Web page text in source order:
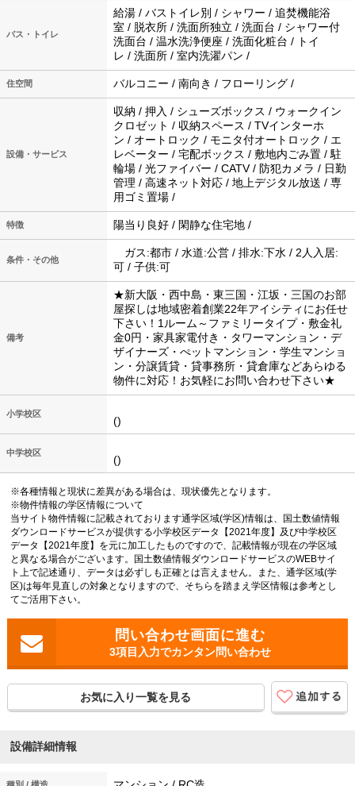
バス・トイレ
給湯 / バストイレ別 / シャワー / 追焚機能浴
室 / 脱衣所 / 洗面所独立 / 洗面台 / シャワー付
洗面台 / 温水洗浄便座 / 洗面化粧台 / トイ
レ / 洗面所 / 室内洗濯パン /
住空間 バルコニー / 南向き / フローリング /
設備・サービス
収納 / 押入 / シューズボックス / ウォークイン
クロゼット / 収納スペース / TVインターホ
ン / オートロック / モニタ付オートロック / エ
レベーター / 宅配ボックス / 敷地内ごみ置 / 駐
輪場 / 光ファイバー / CATV / 防犯カメラ / 日勤
管理 / 高速ネット対応 / 地上デジタル放送 / 専
用ゴミ置場 /
特徴 陽当り良好 / 閑静な住宅地 /
条件・その他
ガス:都市 / 水道:公営 / 排水:下水 / 2人入居:
可 / 子供:可
備考
★新大阪・西中島・東三国・江坂・三国のお部
屋探しは地域密着創業22年アイシティにお任せ
下さい！1ルーム～ファミリータイプ・敷金礼
金0円・家具家電付き・タワーマンション・デ
ザイナーズ・ぺットマンション・学生マンショ
ン・分譲賃貸・貸事務所・貸倉庫などあらゆる
物件に対応！お気軽にお問い合わせ下さい★
小学校区
()
中学校区
()
※各種情報と現状に差異がある場合は、現状優先となります。
※物件情報の学区情報について
当サイト物件情報に記載されております通学区域(学区)情報は、国土数値情報
ダウンロードサービスが提供する小学校区データ【2021年度】及び中学校区
データ【2021年度】を元に加工したものですので、記載情報が現在の学区域
と異なる場合がございます。国土数値情報ダウンロードサービスのWEBサイ
ト上で記述通り、データは必ずしも正確とは言えません。また、通学区域(学
区)は毎年見直しの対象となりますので、そちらを踏まえ学区情報は参考とし
てご活用下さい。
3項目入力でカンタン問い合わせ
お気に入り一覧を見る
設備詳細情報